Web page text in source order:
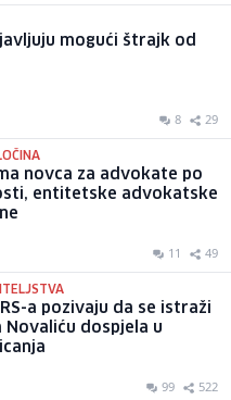
mogući štrajk od
8 29
novca za advokate po
entitetske advokatske
11 49
a pozivaju da se istraži
Novaliću dospjela u
99 522